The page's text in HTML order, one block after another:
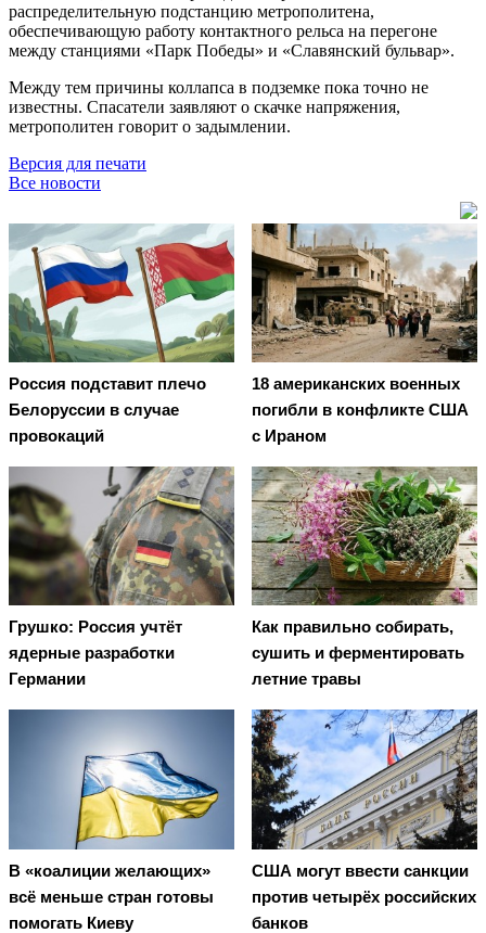
распределительную подстанцию метрополитена,
обеспечивающую работу контактного рельса на перегоне
между станциями «Парк Победы» и «Славянский бульвар».
Между тем причины коллапса в подземке пока точно не
известны. Спасатели заявляют о скачке напряжения,
метрополитен говорит о задымлении.
Версия для печати
Все новости
Россия подставит плечо
Белоруссии в случае
провокаций
18 американских военных
погибли в конфликте США
с Ираном
Грушко: Россия учтёт
ядерные разработки
Германии
Как правильно собирать,
сушить и ферментировать
летние травы
В «коалиции желающих»
всё меньше стран готовы
помогать Киеву
США могут ввести санкции
против четырёх российских
банков